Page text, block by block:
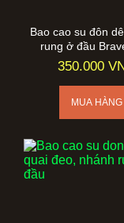
Bao cao su đôn
rung ở đầu
350.000